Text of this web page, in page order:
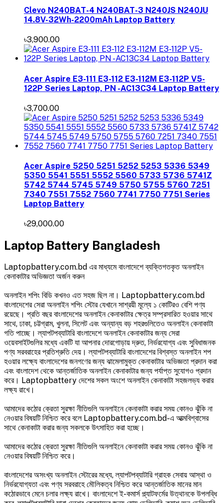
Clevo N240BAT-4 N240BAT-3 N240JS N240JU
14.8V-32Wh-2200mAh Laptop Battery
৳3,900.00
Acer Aspire E3-111 E3-112 E3-112M E3-112P V5-
122P Series Laptop, PN -AC13C34 Laptop Battery
৳3,700.00
Acer Aspire 5250 5251 5252 5253 5336 5349
5350 5541 5551 5552 5560 5733 5736 5741Z
5742 5744 5745 5749 5750 5755 5760 7251
7340 7551 7552 7560 7741 7750 7751 Series
Laptop Battery
৳29,000.00
Laptop Battery Bangladesh
Laptopbattery.com.bd এর মাধ্যমে বাংলাদেশে ব্যক্তিগতকৃত অনলাইন
কেনাকাটার অভিজ্ঞতা অর্জন করুন
অনলাইন শপিং বিডি কখনও এত সহজ ছিল না। Laptopbattery.com.bd
বাংলাদেশের সেরা অনলাইন শপিং স্টোর যেখানে সাশ্রয়ী মূল্যে ১ কোটিরও বেশি পণ্য
রয়েছে। প্রতি বছর বাংলাদেশের অনলাইন কেনাকাটার ক্ষেত্র সম্প্রসারিত হওয়ার সাথে
সাথে, ঢাকা, চট্টগ্রাম, খুলনা, সিলেট এবং অন্যান্য বড় শহরগুলিতেও অনলাইন কেনাকাটা
গতি পাচ্ছে। ল্যাপটপব্যাটারি বাংলাদেশে অনলাইন কেনাকাটার জন্য সেরা
ওয়েবসাইটগুলির মধ্যে একটি যা আপনার দোরগোড়ায় দ্রুত, নির্ভরযোগ্য এবং সুবিধাজনক
পণ্য সরবরাহের প্রতিশ্রুতি দেয়। ল্যাপটপব্যাটারি বাংলাদেশের বিশ্বস্ত অনলাইন শপ
হওয়ার লক্ষ্যে বাংলাদেশের জনগণের জন্য ঝামেলামুক্ত কেনাকাটার অভিজ্ঞতা প্রদান করা
এবং বাংলাদেশ থেকে আন্তর্জাতিক অনলাইন কেনাকাটার জন্য পর্যাপ্ত সুযোগও প্রদান
করে। Laptopbattery দেশের সকল অংশে অনলাইন কেনাকাটা সহজলভ্য করার
লক্ষ্য রাখে।
আমাদের কঠোর ক্রেতা সুরক্ষা নীতিগুলি অনলাইনে কেনাকাটা করার সময় কোনও ঝুঁকি না
নেওয়ার বিষয়টি নিশ্চিত করে বলে Laptopbattery.com.bd-এ আত্মবিশ্বাসের
সাথে কেনাকাটা করার জন্য সকলকে উৎসাহিত করা হচ্ছে।
আমাদের কঠোর ক্রেতা সুরক্ষা নীতিগুলি অনলাইনে কেনাকাটা করার সময় কোনও ঝুঁকি না
নেওয়ার বিষয়টি নিশ্চিত করে।
বাংলাদেশের অসংখ্য অনলাইন স্টোরের মধ্যে, ল্যাপটপব্যাটারি গ্রাহক সেবায় আস্থা ও
নির্ভরযোগ্যতা এবং পণ্য সরবরাহে মৌলিকত্ব নিশ্চিত করে আন্তর্জাতিক মানের মান
কঠোরভাবে মেনে চলার লক্ষ্য রাখে। বাংলাদেশে ই-কমার্স প্ল্যাটফর্মের উত্থানকে উপলব্ধি